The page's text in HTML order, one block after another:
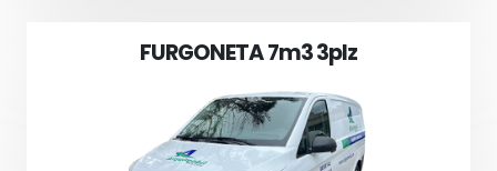
FURGONETA 7m3 3plz